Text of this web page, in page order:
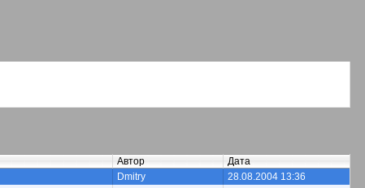
Автор
Дата
Dmitry
28.08.2004 13:36